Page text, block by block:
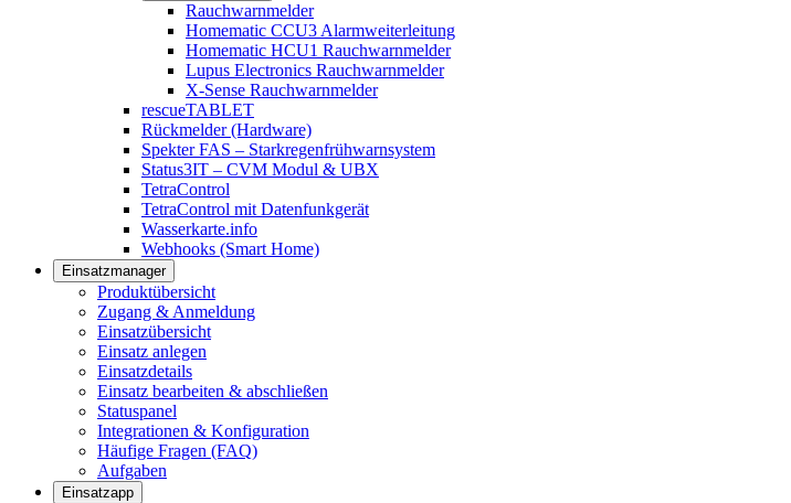
Rauchwarnmelder
Homematic CCU3 Alarmweiterleitung
Homematic HCU1 Rauchwarnmelder
Lupus Electronics Rauchwarnmelder
X-Sense Rauchwarnmelder
rescueTABLET
Rückmelder (Hardware)
Spekter FAS – Starkregenfrühwarnsystem
Status3IT – CVM Modul & UBX
TetraControl
TetraControl mit Datenfunkgerät
Wasserkarte.info
Webhooks (Smart Home)
Einsatzmanager
Produktübersicht
Zugang & Anmeldung
Einsatzübersicht
Einsatz anlegen
Einsatzdetails
Einsatz bearbeiten & abschließen
Statuspanel
Integrationen & Konfiguration
Häufige Fragen (FAQ)
Aufgaben
Einsatzapp